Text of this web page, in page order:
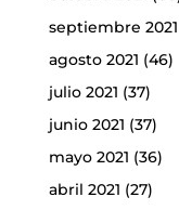
septiembre 2021
agosto 2021 (46)
julio 2021 (37)
junio 2021 (37)
mayo 2021 (36)
abril 2021 (27)